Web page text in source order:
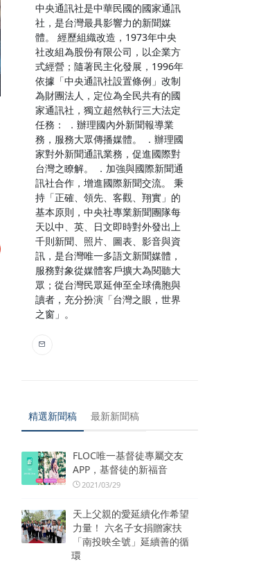
中央通訊社是中華民國的國家通訊
社，是台灣最具影響力的新聞媒
體。 經歷組織改造，1973年中央
社改組為股份有限公司，以企業方
式經營；隨著民主化發展，1996年
依據「中央通訊社設置條例」改制
為財團法人，定位為全民共有的國
家通訊社，獨立超然執行三大法定
任務： ．辦理國內外新聞報導業
務，服務大眾傳播媒體。 ．辦理國
家對外新聞通訊業務，促進國際對
台灣之瞭解。 ．加強與國際新聞通
訊社合作，增進國際新聞交流。 秉
持「正確、領先、客觀、翔實」的
基本原則，中央社專業新聞團隊每
天以中、英、日文即時對外發出上
千則新聞、照片、圖表、影音與資
訊，是台灣唯一多語文新聞媒體，
服務對象從媒體客戶擴大為閱聽大
眾；從台灣民眾延伸至全球僑胞與
讀者，充分扮演「台灣之眼，世界
之窗」。
精選新聞稿 最新新聞稿
FLOC唯一基督徒專屬交友
APP，基督徒的新福音
2021/03/29
天上父親的愛延續化作希望
力量！ 六名子女捐贈家扶
「南投映全號」延續善的循
環